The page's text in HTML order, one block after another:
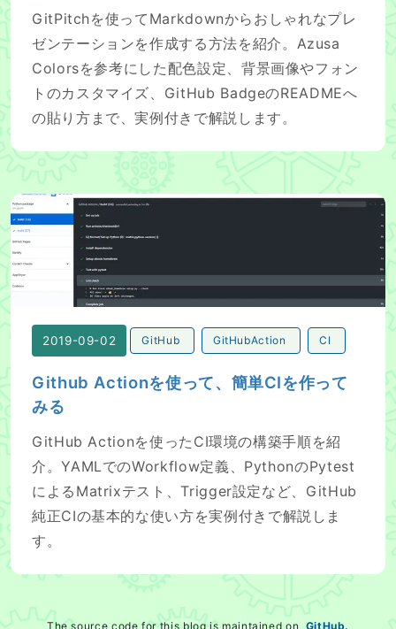
GitPitchを使ってMarkdownからおしゃれなプレ
ゼンテーションを作成する方法を紹介。Azusa
Colorsを参考にした配色設定、背景画像やフォン
トのカスタマイズ、GitHub BadgeのREADMEへ
の貼り方まで、実例付きで解説します。
Github Actionを使って、簡単CIを作ってみる
2019-09-02 GitHub GitHubAction CI
Github Actionを使って、簡単CIを作って
みる
GitHub Actionを使ったCI環境の構築手順を紹
介。YAMLでのWorkflow定義、PythonのPytest
によるMatrixテスト、Trigger設定など、GitHub
純正CIの基本的な使い方を実例付きで解説しま
す。
The source code for this blog is maintained on GitHub.